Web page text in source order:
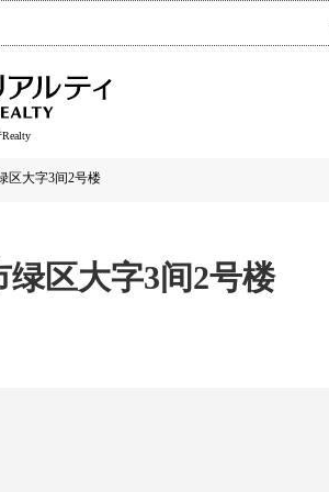
区大字3间2号楼
绿区大字3间2号楼